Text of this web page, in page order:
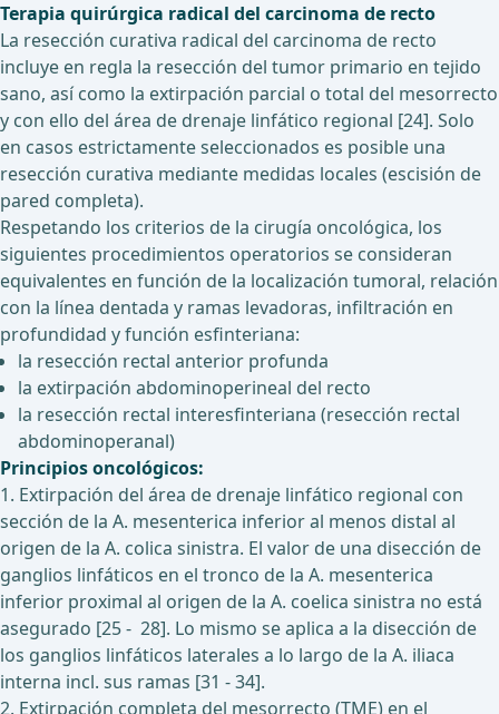
Terapia quirúrgica radical del carcinoma de recto
La resección curativa radical del carcinoma de recto
incluye en regla la resección del tumor primario en tejido
sano, así como la extirpación parcial o total del mesorrecto
y con ello del área de drenaje linfático regional [24]. Solo
en casos estrictamente seleccionados es posible una
resección curativa mediante medidas locales (escisión de
pared completa).
Respetando los criterios de la cirugía oncológica, los
siguientes procedimientos operatorios se consideran
equivalentes en función de la localización tumoral, relación
con la línea dentada y ramas levadoras, infiltración en
profundidad y función esfinteriana:
la resección rectal anterior profunda
la extirpación abdominoperineal del recto
la resección rectal interesfinteriana (resección rectal
abdominoperanal)
Principios oncológicos:
1. Extirpación del área de drenaje linfático regional con
sección de la A. mesenterica inferior al menos distal al
origen de la A. colica sinistra. El valor de una disección de
ganglios linfáticos en el tronco de la A. mesenterica
inferior proximal al origen de la A. coelica sinistra no está
asegurado [25 - 28]. Lo mismo se aplica a la disección de
los ganglios linfáticos laterales a lo largo de la A. iliaca
interna incl. sus ramas [31 - 34].
2. Extirpación completa del mesorrecto (TME) en el